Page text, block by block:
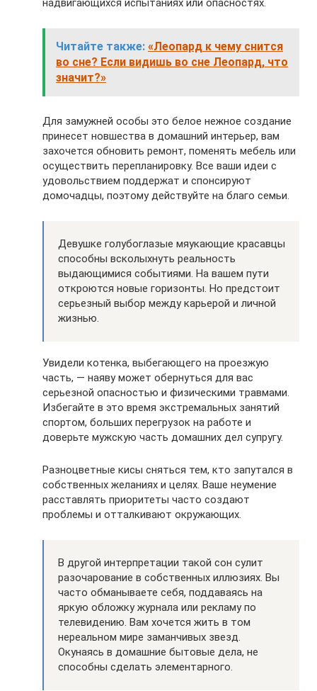
надвигающихся испытаниях или опасностях.
Читайте также: «Леопард к чему снится
во сне? Если видишь во сне Леопард, что
значит?»
Для замужней особы это белое нежное создание
принесет новшества в домашний интерьер, вам
захочется обновить ремонт, поменять мебель или
осуществить перепланировку. Все ваши идеи с
удовольствием поддержат и спонсируют
домочадцы, поэтому действуйте на благо семьи.
Девушке голубоглазые мяукающие красавцы
способны всколыхнуть реальность
выдающимися событиями. На вашем пути
откроются новые горизонты. Но предстоит
серьезный выбор между карьерой и личной
жизнью.
Увидели котенка, выбегающего на проезжую
часть, — наяву может обернуться для вас
серьезной опасностью и физическими травмами.
Избегайте в это время экстремальных занятий
спортом, больших перегрузок на работе и
доверьте мужскую часть домашних дел супругу.
Разноцветные кисы сняться тем, кто запутался в
собственных желаниях и целях. Ваше неумение
расставлять приоритеты часто создают
проблемы и отталкивают окружающих.
В другой интерпретации такой сон сулит
разочарование в собственных иллюзиях. Вы
часто обманываете себя, поддаваясь на
яркую обложку журнала или рекламу по
телевидению. Вам хочется жить в том
нереальном мире заманчивых звезд.
Окунаясь в домашние бытовые дела, не
способны сделать элементарного.